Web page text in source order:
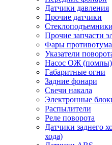
Датчики давления
Прочие датчики
Стеклоподъемники
Прочие запчасти
Фары
Указатели
Насос ОЖ (помпы)
Габаритные огни
Задние фонари
Свечи накала
Электронные
Распылители
Реле поворота
Датчики заднего
хода)